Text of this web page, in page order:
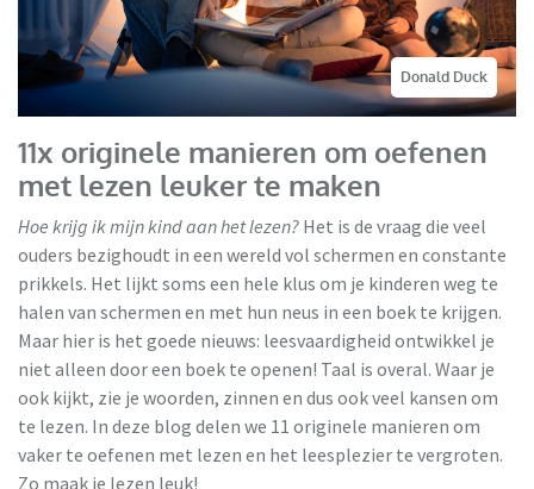
Donald Duck
11x originele manieren om oefenen
met lezen leuker te maken
Hoe krijg ik mijn kind aan het lezen? Het is de vraag die veel
ouders bezighoudt in een wereld vol schermen en constante
prikkels. Het lijkt soms een hele klus om je kinderen weg te
halen van schermen en met hun neus in een boek te krijgen.
Maar hier is het goede nieuws: leesvaardigheid ontwikkel je
niet alleen door een boek te openen! Taal is overal. Waar je
ook kijkt, zie je woorden, zinnen en dus ook veel kansen om
te lezen. In deze blog delen we 11 originele manieren om
vaker te oefenen met lezen en het leesplezier te vergroten.
Zo maak je lezen leuk!